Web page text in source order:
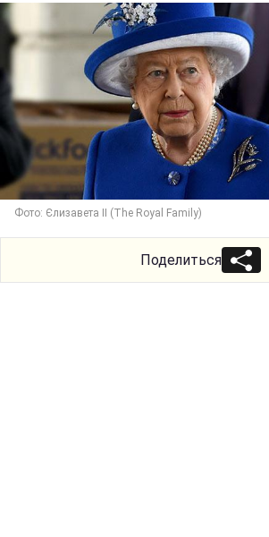
Фото: Єлизавета ІІ (The Royal Family)
Поделиться